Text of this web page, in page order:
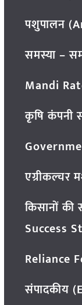
पशुपालन
समस्या –
Mandi
कृषि कंपनी
किसानों
Success
Reliance
संपादकीय